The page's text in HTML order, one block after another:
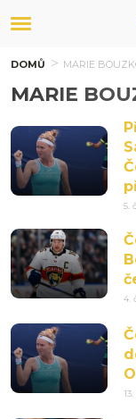
DOMŮ MARIE
MARIE
5.
4.